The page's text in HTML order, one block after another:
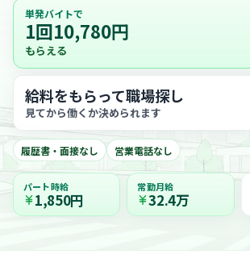
単発バイトで
1回10,780円
もらえる
給料をもらって職場探し
見てから働くか決められます
履歴書・面接なし 営業電話なし
パート時給
1,850円
常勤月給
32.4万